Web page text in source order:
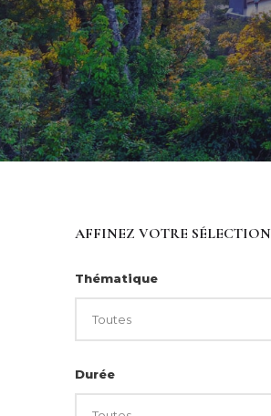
AFFINEZ VOTRE SÉLECTION
Thématique
Durée